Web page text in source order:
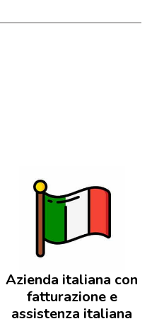
Azienda italiana con
fatturazione e
assistenza italiana